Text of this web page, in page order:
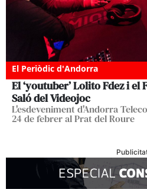
El Periòdic d'Andorra
El ‘youtuber’ Lolito Fdez i el
Saló del Videojoc
L'esdeveniment d'Andorra
24 de febrer al Prat del Roure